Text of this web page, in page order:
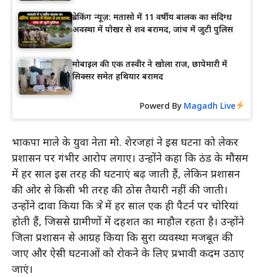
ब्रेकिंग न्यूज़: मतासो में 11 वर्षीय बालक का संदिग्ध
अवस्था में पोखर से शव बरामद, जांच में जुटी पुलिस
मोबाइल की एक तस्वीर ने खोला राज, छापेमारी में
सिक्सर समेत हथियार बरामद
Powerd By Magadh Live
भाकपा माले के युवा नेता मो. शेरजहां ने इस घटना को लेकर
प्रशासन पर गंभीर आरोप लगाए। उन्होंने कहा कि ठंड के मौसम
में हर साल इस तरह की घटनाएं बढ़ जाती हैं, लेकिन प्रशासन
की ओर से किसी भी तरह की ठोस तैयारी नहीं की जाती।
उन्होंने दावा किया कि क्षेत्र में हर साल एक ही पैटर्न पर चोरियां
होती हैं, जिससे ग्रामीणों में दहशत का माहौल रहता है। उन्होंने
जिला प्रशासन से आग्रह किया कि सुरक्षा व्यवस्था मजबूत की
जाए और ऐसी घटनाओं को रोकने के लिए प्रभावी कदम उठाए
जाएं।